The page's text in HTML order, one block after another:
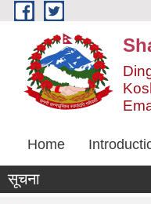
Skip to main content
Home
सूचना